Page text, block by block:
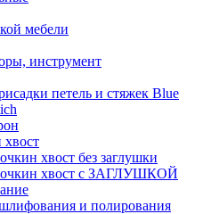
мебели
инструмент
петель и стяжек Blue
хвост без заглушки
хвост с ЗАГЛУШКОЙ
и полирования